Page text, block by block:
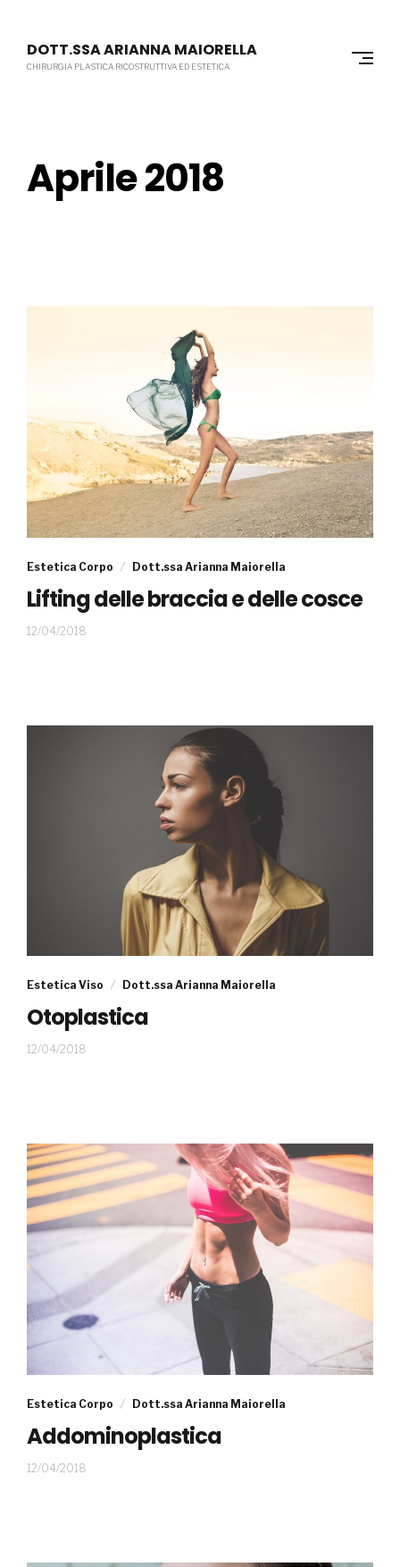
contentDOTT.SSA ARIANNA MAIORELLA
CHIRURGIA PLASTICA RICOSTRUTTIVA ED ESTETICA
Aprile 2018
Estetica Corpo Dott.ssa Arianna Maiorella
Lifting delle braccia e delle cosce
12/04/2018
Estetica Viso Dott.ssa Arianna Maiorella
Otoplastica
12/04/2018
Estetica Corpo Dott.ssa Arianna Maiorella
Addominoplastica
12/04/2018